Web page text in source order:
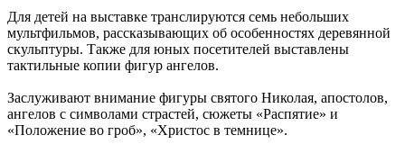
Для детей на выставке транслируются семь небольших
мультфильмов, рассказывающих об особенностях деревянной
скульптуры. Также для юных посетителей выставлены
тактильные копии фигур ангелов.
Заслуживают внимание фигуры святого Николая, апостолов,
ангелов с символами страстей, сюжеты «Распятие» и
«Положение во гроб», «Христос в темнице».